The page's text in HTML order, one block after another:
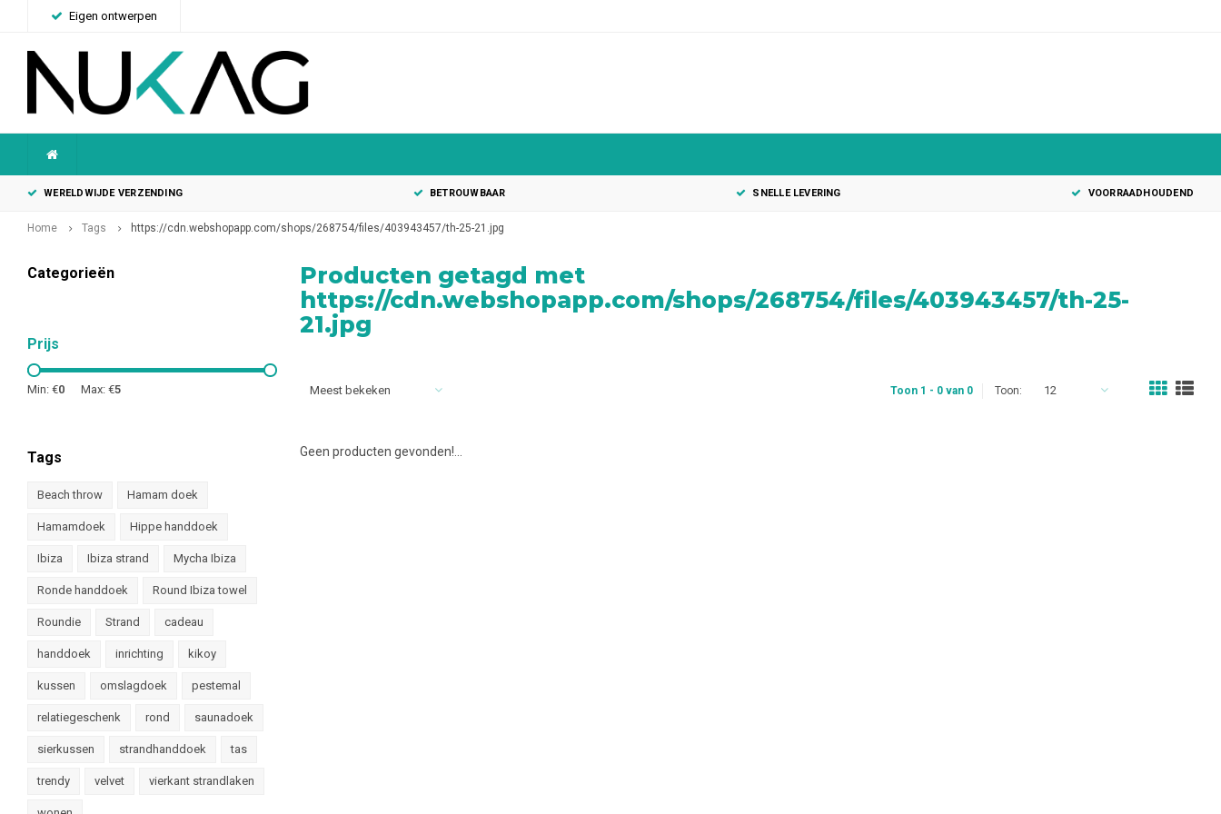
Eigen ontwerpen
WERELDWIJDE VERZENDING BETROUWBAAR SNELLE LEVERING VOORRAADHOUDEND
Home Tags https://cdn.webshopapp.com/shops/268754/files/403943457/th-25-21.jpg
Categorieën
Prijs
Min: €0 Max: €5
Tags
Beach throw Hamam doek
Hamamdoek Hippe handdoek
Ibiza Ibiza strand Mycha Ibiza
Ronde handdoek Round Ibiza towel
Roundie Strand cadeau
handdoek inrichting kikoy
kussen omslagdoek pestemal
relatiegeschenk rond saunadoek
sierkussen strandhanddoek tas
trendy velvet vierkant strandlaken
Producten getagd met
https://cdn.webshopapp.com/shops/268754/files/403943457/th-25-
21.jpg
Meest bekeken Toon 1 - 0 van 0 Toon: 12
Geen producten gevonden!...